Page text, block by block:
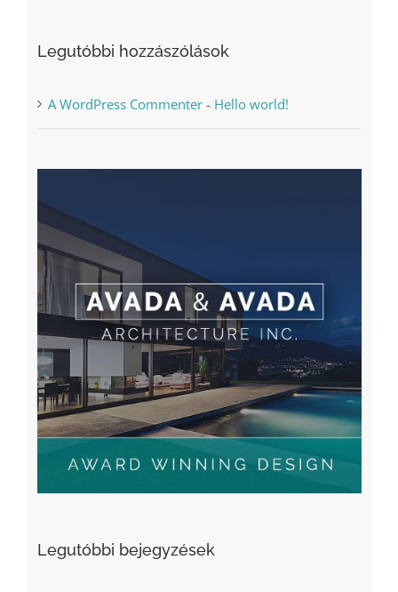
Legutóbbi hozzászólások
A WordPress Commenter- Hello world!
Legutóbbi bejegyzések